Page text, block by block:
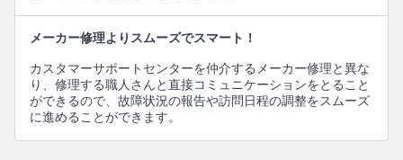
メーカー修理よりスムーズでスマート！
カスタマーサポートセンターを仲介するメーカー修理と異な
り、修理する職人さんと直接コミュニケーションをとること
ができるので、故障状況の報告や訪問日程の調整をスムーズ
に進めることができます。